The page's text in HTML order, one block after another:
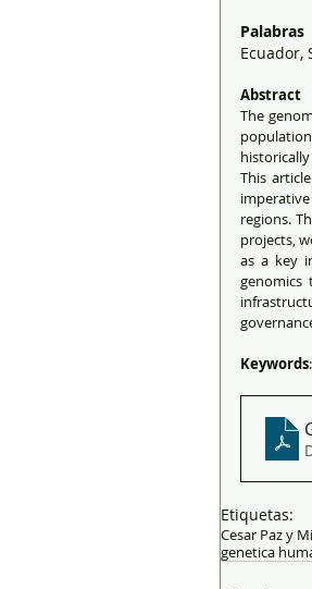
Palabras
Ecuador,
Abstract
The
This
regions.
projects,
as a key
Keywords
Etiquetas:
Cesar Paz y
genetica